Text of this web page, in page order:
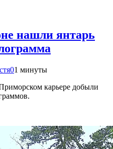
нашли янтарь
01 минуты
карьере добыли